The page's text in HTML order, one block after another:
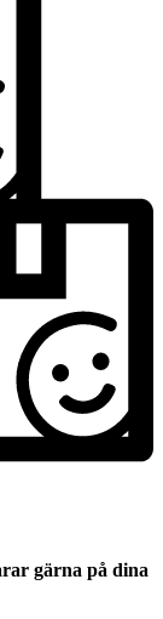
gärna på dina